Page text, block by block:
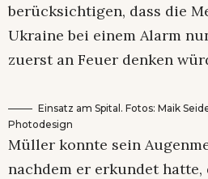
berücksichtigen, dass die
Ukraine bei einem Alarm
zuerst an Feuer denken
Einsatz am Spital. Fotos: Maik
Photodesign
Müller konnte sein
nachdem er erkundet hatte,